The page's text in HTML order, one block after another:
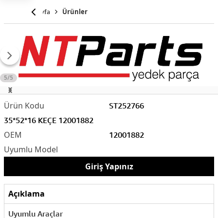
Anasayfa Ürünler
5/5
ST252766
12001882
35*52*16 KEÇE 12001882
Giriş Yapınız
Açıklama
Uyumlu Araçlar